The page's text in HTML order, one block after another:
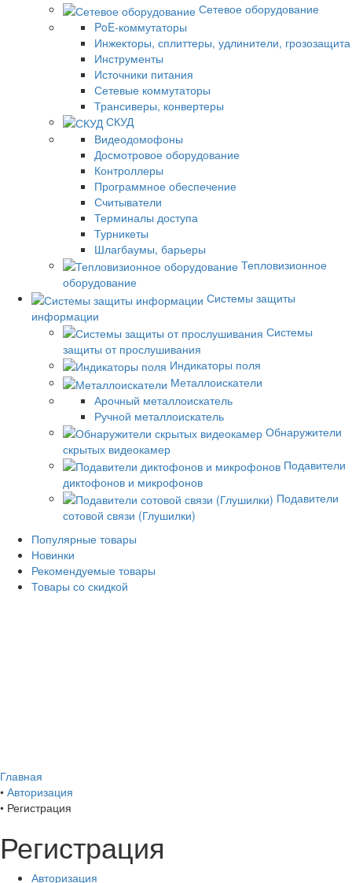
Сетевое оборудование
PoE-коммутаторы
Инжекторы, сплиттеры, удлинители, грозозащита
Инструменты
Источники питания
Сетевые коммутаторы
Трансиверы, конвертеры
СКУД
Видеодомофоны
Досмотровое оборудование
Контроллеры
Программное обеспечение
Считыватели
Терминалы доступа
Турникеты
Шлагбаумы, барьеры
Тепловизионное
оборудование
Системы защиты
информации
Системы
защиты от прослушивания
Индикаторы поля
Металлоискатели
Арочный металлоискатель
Ручной металлоискатель
Обнаружители
скрытых видеокамер
Подавители
диктофонов и микрофонов
Подавители
сотовой связи (Глушилки)
Популярные товары
Новинки
Рекомендуемые товары
Товары со скидкой
Главная
• Авторизация
• Регистрация
Регистрация
Авторизация